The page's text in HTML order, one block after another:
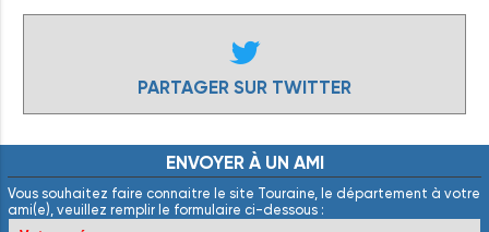
PARTAGER SUR TWITTER
ENVOYER À UN AMI
Vous souhaitez faire connaitre le site Touraine, le département à votre
ami(e), veuillez remplir le formulaire ci-dessous :